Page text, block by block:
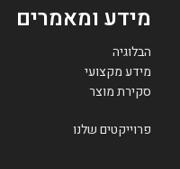
מידע ומאמרים
הבלוגיה
מידע מקצועי
סקירת מוצר
פרוייקטים שלנו